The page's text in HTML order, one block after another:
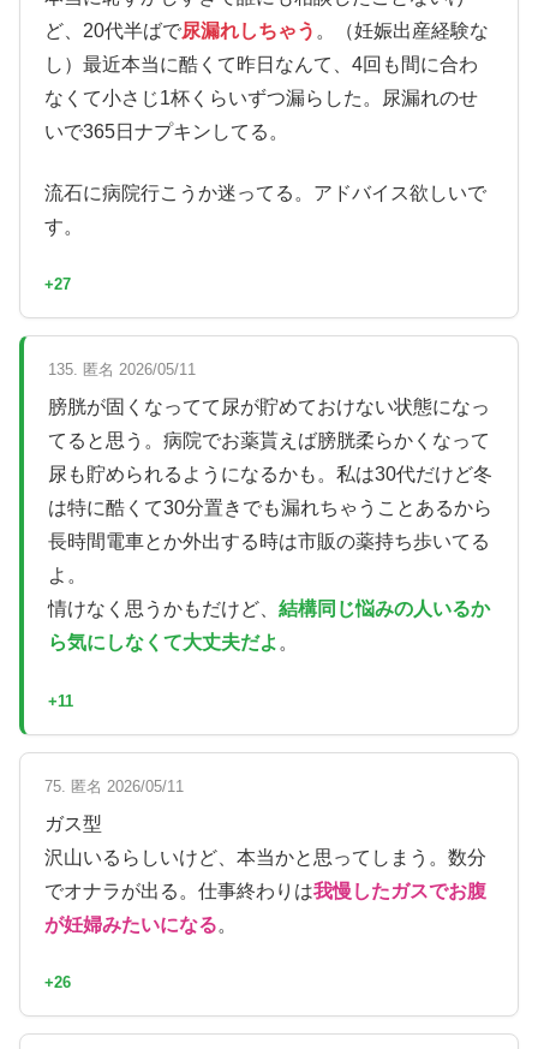
ど、20代半ばで尿漏れしちゃう 。（妊娠出産経験な
し）最近本当に酷くて昨日なんて、4回も間に合わ
なくて小さじ1杯くらいずつ漏らした。尿漏れのせ
いで365日ナプキンしてる。
流石に病院行こうか迷ってる。アドバイス欲しいで
す。
+27
135. 匿名 2026/05/11
膀胱が固くなってて尿が貯めておけない状態になっ
てると思う。病院でお薬貰えば膀胱柔らかくなって
尿も貯められるようになるかも。私は30代だけど冬
は特に酷くて30分置きでも漏れちゃうことあるから
長時間電車とか外出する時は市販の薬持ち歩いてる
よ。
情けなく思うかもだけど、 結構同じ悩みの人いるか
ら気にしなくて大丈夫だよ 。
+11
75. 匿名 2026/05/11
ガス型
沢山いるらしいけど、本当かと思ってしまう。数分
でオナラが出る。仕事終わりは我慢したガスでお腹
が妊婦みたいになる。
+26